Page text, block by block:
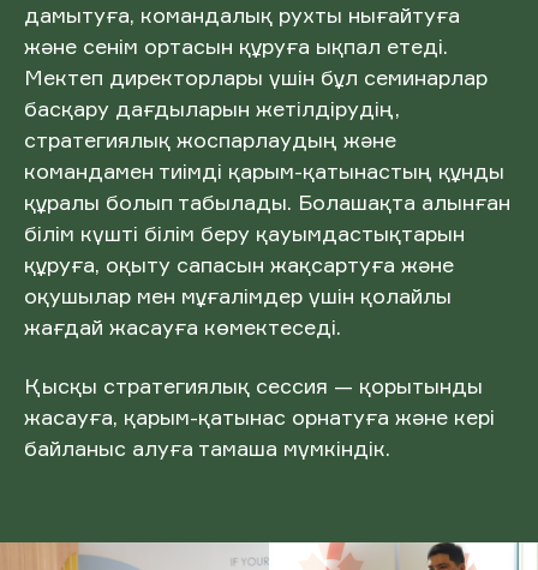
дамытуға, командалық рухты нығайтуға
және сенім ортасын құруға ықпал етеді.
Мектеп директорлары үшін бұл семинарлар
басқару дағдыларын жетілдірудің,
стратегиялық жоспарлаудың және
командамен тиімді қарым-қатынастың құнды
құралы болып табылады. Болашақта алынған
білім күшті білім беру қауымдастықтарын
құруға, оқыту сапасын жақсартуға және
оқушылар мен мұғалімдер үшін қолайлы
жағдай жасауға көмектеседі.
Қысқы стратегиялық сессия — қорытынды
жасауға, қарым-қатынас орнатуға және кері
байланыс алуға тамаша мүмкіндік.